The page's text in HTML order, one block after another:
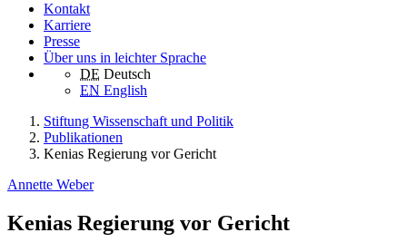
Kontakt
Karriere
Presse
Über uns in leichter Sprache
DE Deutsch
EN English
Stiftung Wissenschaft und Politik
Publikationen
Kenias Regierung vor Gericht
Annette Weber
Kenias Regierung vor Gericht